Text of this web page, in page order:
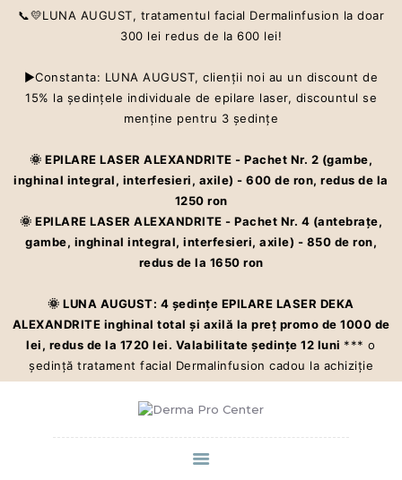
📞💛LUNA AUGUST, tratamentul facial Dermalinfusion la doar
300 lei redus de la 600 lei!
▶Constanta: LUNA AUGUST, clienţii noi au un discount de
15% la şedinţele individuale de epilare laser, discountul se
menţine pentru 3 şedinţe
🌞 EPILARE LASER ALEXANDRITE - Pachet Nr. 2 (gambe,
inghinal integral, interfesieri, axile) - 600 de ron, redus de la
1250 ron
🌞 EPILARE LASER ALEXANDRITE - Pachet Nr. 4 (antebraţe,
gambe, inghinal integral, interfesieri, axile) - 850 de ron,
redus de la 1650 ron
🌞 LUNA AUGUST: 4 şedinţe EPILARE LASER DEKA
ALEXANDRITE inghinal total şi axilă la preţ promo de 1000 de
lei, redus de la 1720 lei. Valabilitate şedinţe 12 luni *** o
şedinţă tratament facial Dermalinfusion cadou la achiziţie
Centru estetic premium ce oferă servicii care te ajută să îti îmbunătățești
aspectul pielii și starea de bine cu Dermalinfusion®️. Epilarea definitivă
la cel mai înalt standard – laser ALEXANDRITE
ACASĂ
SERVICII
PREȚURI
GALERIE
CONTACT
PROGRAMARE